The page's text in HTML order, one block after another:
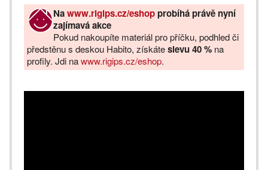
Nawww.rigips.cz/eshopprobíhá právě nyní
zajímavá akce
Pokud nakoupíte materiál pro příčku, podhled či
předstěnu s deskou Habito, získáteslevu 40 % na
profily. Jdi nawww.rigips.cz/eshop.